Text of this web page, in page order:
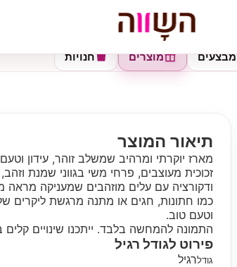
חנויות מוצרים מבצעים
תיאור המוצר
מארז יוקרתי ומרהיב שמשלב זוהר, עידון
זכוכית מעוצבים, פרחי משי בגווני שמנת
ודקורציה עם עלים מוזהבים שמעניקה מראה
כמו חתונות, חגים או מתנה מרגשת ליקרים
וטעם טוב.
התמונה להמחשה בלבד. ייתכנו שינויים
פירוט לגודל רגיל
גודלרגיל